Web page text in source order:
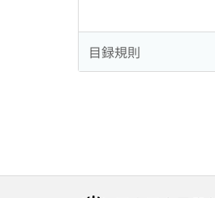
目録規則